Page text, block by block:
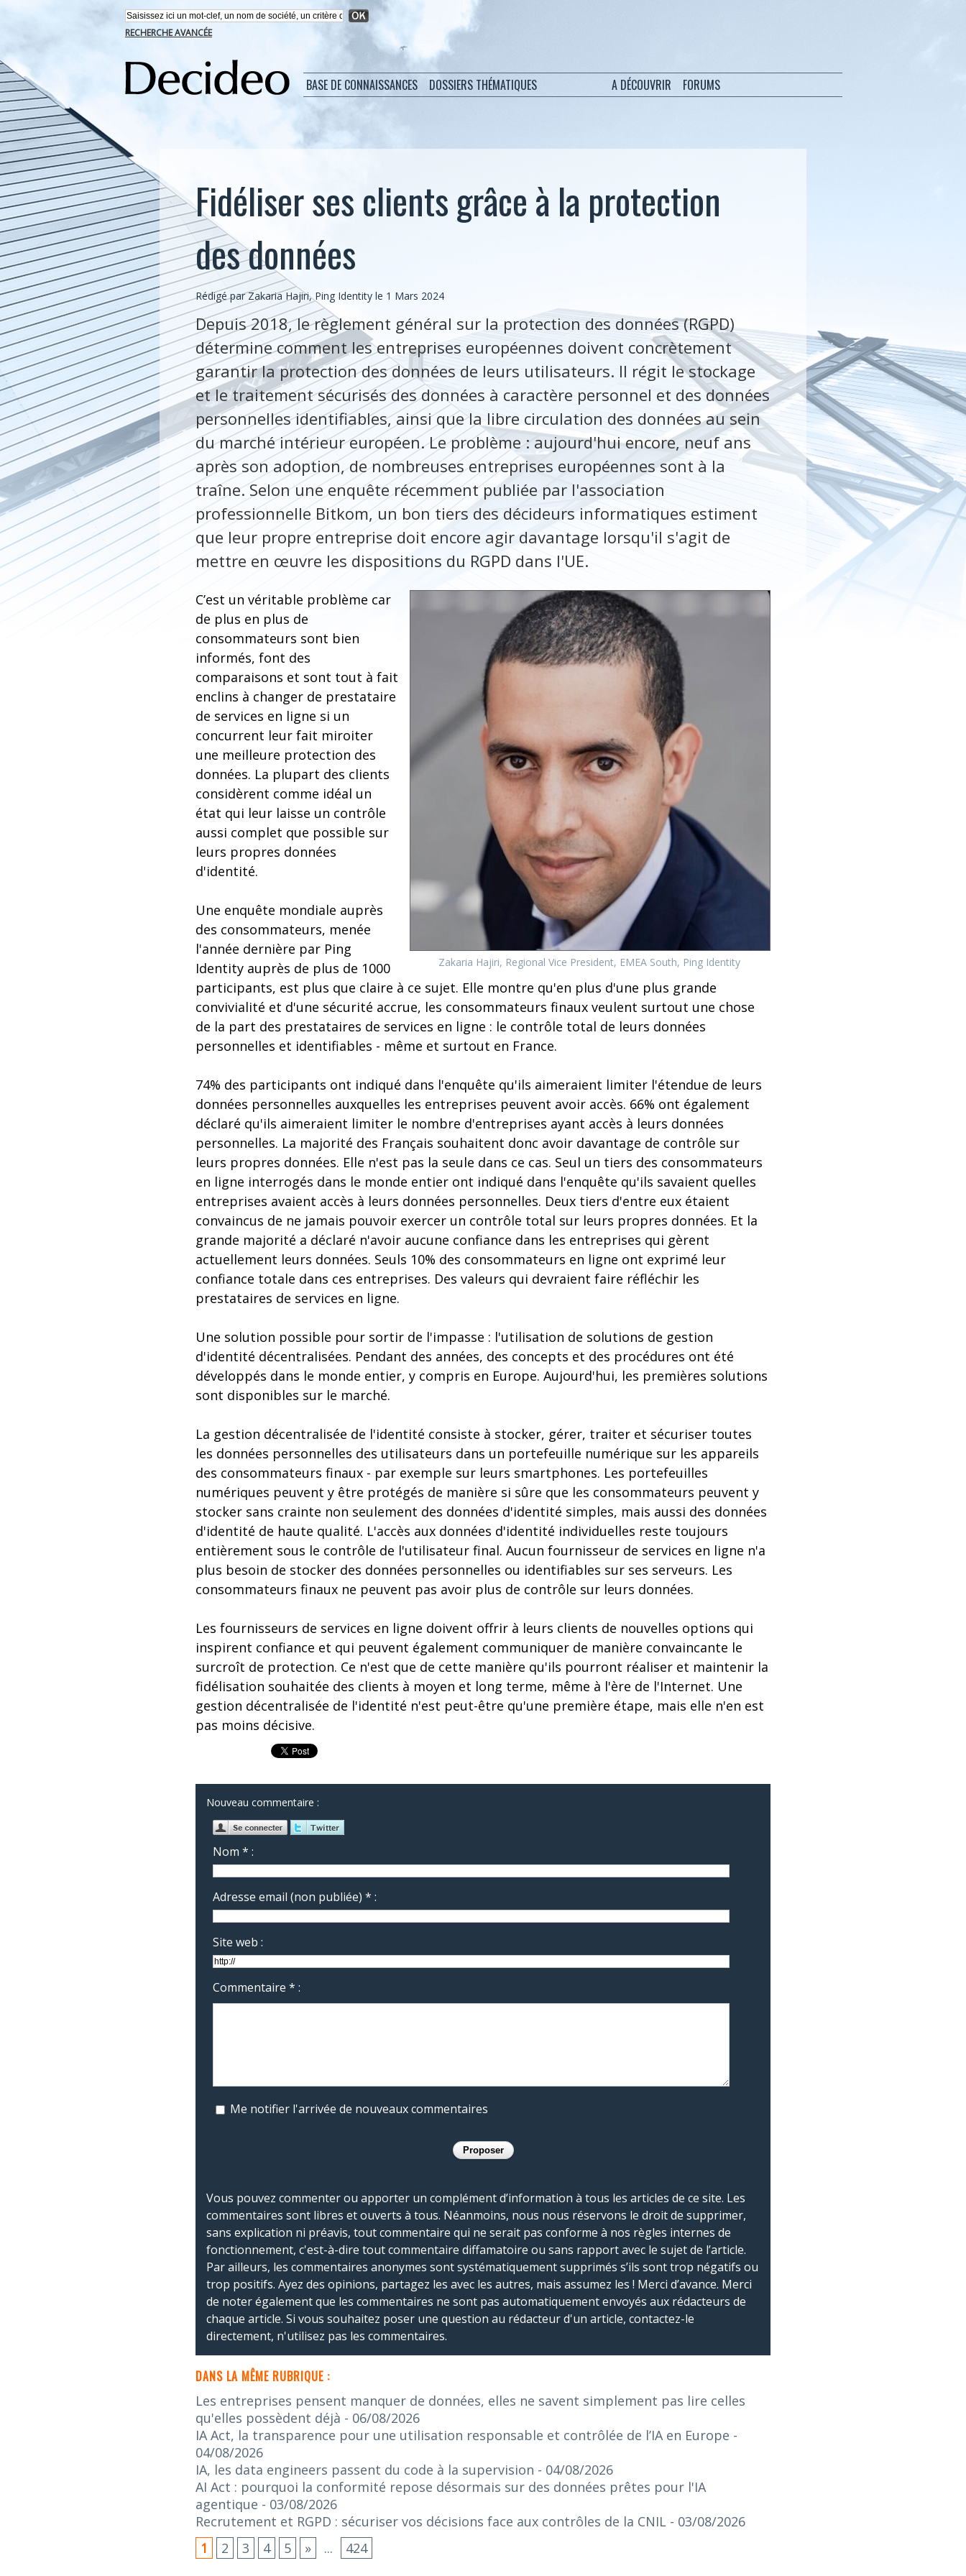
RECHERCHE AVANCÉE
BASE DE CONNAISSANCES DOSSIERS THÉMATIQUES A DÉCOUVRIR FORUMS
Fidéliser ses clients grâce à la protection
des données
Rédigé par Zakaria Hajiri, Ping Identity le 1 Mars 2024
Depuis 2018, le règlement général sur la protection des données (RGPD)
détermine comment les entreprises européennes doivent concrètement
garantir la protection des données de leurs utilisateurs. Il régit le stockage
et le traitement sécurisés des données à caractère personnel et des données
personnelles identifiables, ainsi que la libre circulation des données au sein
du marché intérieur européen. Le problème : aujourd'hui encore, neuf ans
après son adoption, de nombreuses entreprises européennes sont à la
traîne. Selon une enquête récemment publiée par l'association
professionnelle Bitkom, un bon tiers des décideurs informatiques estiment
que leur propre entreprise doit encore agir davantage lorsqu'il s'agit de
mettre en œuvre les dispositions du RGPD dans l'UE.
Zakaria Hajiri, Regional Vice President, EMEA South, Ping Identity
C’est un véritable problème car
de plus en plus de
consommateurs sont bien
informés, font des
comparaisons et sont tout à fait
enclins à changer de prestataire
de services en ligne si un
concurrent leur fait miroiter
une meilleure protection des
données. La plupart des clients
considèrent comme idéal un
état qui leur laisse un contrôle
aussi complet que possible sur
leurs propres données
d'identité.
Une enquête mondiale auprès
des consommateurs, menée
l'année dernière par Ping
Identity auprès de plus de 1000
participants, est plus que claire à ce sujet. Elle montre qu'en plus d'une plus grande
convivialité et d'une sécurité accrue, les consommateurs finaux veulent surtout une chose
de la part des prestataires de services en ligne : le contrôle total de leurs données
personnelles et identifiables - même et surtout en France.
74% des participants ont indiqué dans l'enquête qu'ils aimeraient limiter l'étendue de leurs
données personnelles auxquelles les entreprises peuvent avoir accès. 66% ont également
déclaré qu'ils aimeraient limiter le nombre d'entreprises ayant accès à leurs données
personnelles. La majorité des Français souhaitent donc avoir davantage de contrôle sur
leurs propres données. Elle n'est pas la seule dans ce cas. Seul un tiers des consommateurs
en ligne interrogés dans le monde entier ont indiqué dans l'enquête qu'ils savaient quelles
entreprises avaient accès à leurs données personnelles. Deux tiers d'entre eux étaient
convaincus de ne jamais pouvoir exercer un contrôle total sur leurs propres données. Et la
grande majorité a déclaré n'avoir aucune confiance dans les entreprises qui gèrent
actuellement leurs données. Seuls 10% des consommateurs en ligne ont exprimé leur
confiance totale dans ces entreprises. Des valeurs qui devraient faire réfléchir les
prestataires de services en ligne.
Une solution possible pour sortir de l'impasse : l'utilisation de solutions de gestion
d'identité décentralisées. Pendant des années, des concepts et des procédures ont été
développés dans le monde entier, y compris en Europe. Aujourd'hui, les premières solutions
sont disponibles sur le marché.
La gestion décentralisée de l'identité consiste à stocker, gérer, traiter et sécuriser toutes
les données personnelles des utilisateurs dans un portefeuille numérique sur les appareils
des consommateurs finaux - par exemple sur leurs smartphones. Les portefeuilles
numériques peuvent y être protégés de manière si sûre que les consommateurs peuvent y
stocker sans crainte non seulement des données d'identité simples, mais aussi des données
d'identité de haute qualité. L'accès aux données d'identité individuelles reste toujours
entièrement sous le contrôle de l'utilisateur final. Aucun fournisseur de services en ligne n'a
plus besoin de stocker des données personnelles ou identifiables sur ses serveurs. Les
consommateurs finaux ne peuvent pas avoir plus de contrôle sur leurs données.
Les fournisseurs de services en ligne doivent offrir à leurs clients de nouvelles options qui
inspirent confiance et qui peuvent également communiquer de manière convaincante le
surcroît de protection. Ce n'est que de cette manière qu'ils pourront réaliser et maintenir la
fidélisation souhaitée des clients à moyen et long terme, même à l'ère de l'Internet. Une
gestion décentralisée de l'identité n'est peut-être qu'une première étape, mais elle n'en est
pas moins décisive.
Nouveau commentaire :
Nom * :
Adresse email (non publiée) * :
Site web :
Commentaire * :
Me notifier l'arrivée de nouveaux commentaires
Vous pouvez commenter ou apporter un complément d’information à tous les articles de ce site. Les
commentaires sont libres et ouverts à tous. Néanmoins, nous nous réservons le droit de supprimer,
sans explication ni préavis, tout commentaire qui ne serait pas conforme à nos règles internes de
fonctionnement, c'est-à-dire tout commentaire diffamatoire ou sans rapport avec le sujet de l’article.
Par ailleurs, les commentaires anonymes sont systématiquement supprimés s’ils sont trop négatifs ou
trop positifs. Ayez des opinions, partagez les avec les autres, mais assumez les ! Merci d’avance. Merci
de noter également que les commentaires ne sont pas automatiquement envoyés aux rédacteurs de
chaque article. Si vous souhaitez poser une question au rédacteur d'un article, contactez-le
directement, n'utilisez pas les commentaires.
DANS LA MÊME RUBRIQUE :
Les entreprises pensent manquer de données, elles ne savent simplement pas lire celles
qu'elles possèdent déjà - 06/08/2026
IA Act, la transparence pour une utilisation responsable et contrôlée de l’IA en Europe -
04/08/2026
IA, les data engineers passent du code à la supervision - 04/08/2026
AI Act : pourquoi la conformité repose désormais sur des données prêtes pour l'IA
agentique - 03/08/2026
Recrutement et RGPD : sécuriser vos décisions face aux contrôles de la CNIL - 03/08/2026
1
2 3 4 5 » ... 424